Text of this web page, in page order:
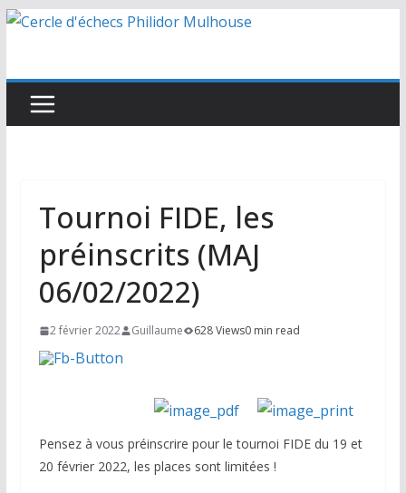
Passer
Tournoi FIDE, les
préinscrits (MAJ
06/02/2022)
2 février 2022 Guillaume 628 Views0 min read
Pensez à vous préinscrire pour le tournoi FIDE du 19 et
20 février 2022, les places sont limitées !